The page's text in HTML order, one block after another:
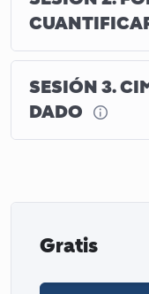
SESIÓN 3.
DADO
Gratis